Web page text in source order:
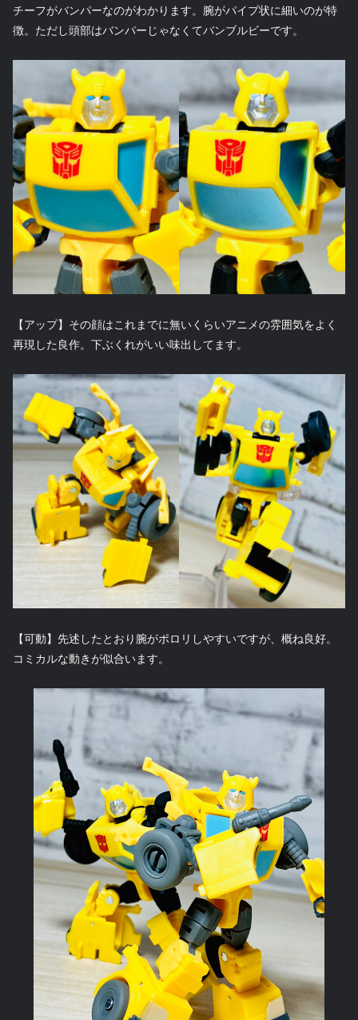
チーフがバンパーなのがわかります。腕がパイプ状に細いのが特
徴。ただし頭部はバンパーじゃなくてバンブルビーです。
【アップ】その顔はこれまでに無いくらいアニメの雰囲気をよく
再現した良作。下ぶくれがいい味出してます。
【可動】先述したとおり腕がポロリしやすいですが、概ね良好。
コミカルな動きが似合います。